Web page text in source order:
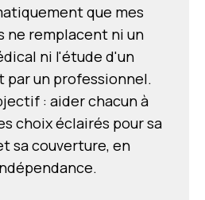
que mes
ne remplacent ni un
ni l'étude d'un
par un professionnel.
: aider chacun à
choix éclairés pour sa
sa couverture, en